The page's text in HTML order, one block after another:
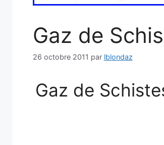
Gaz de
26 octobre 2011 par lblondaz
Gaz de